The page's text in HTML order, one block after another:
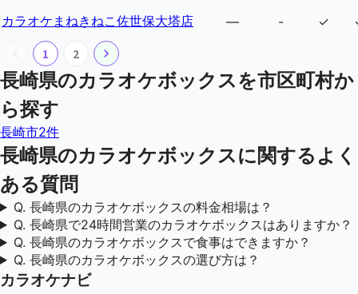
カラオケまねきねこ佐世保大塔店 — - ✓
1
2
長崎県のカラオケボックスを市区町村か
ら探す
長崎市2件
長崎県のカラオケボックスに関するよく
ある質問
Q. 長崎県のカラオケボックスの料金相場は？
Q. 長崎県で24時間営業のカラオケボックスはありますか？
Q. 長崎県のカラオケボックスで食事はできますか？
Q. 長崎県のカラオケボックスの選び方は？
カラオケナビ